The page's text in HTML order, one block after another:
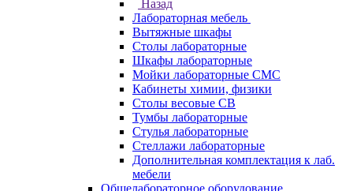
Назад
Лабораторная мебель
Вытяжные шкафы
Столы лабораторные
Шкафы лабораторные
Мойки лабораторные СМС
Кабинеты химии, физики
Столы весовые СВ
Тумбы лабораторные
Стулья лабораторные
Стеллажи лабораторные
Дополнительная комплектация к лаб.
мебели
Общелабораторное оборудование